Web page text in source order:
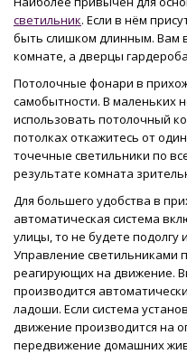
светильник. Если в нём
быть слишком длинным. Вам
комнате, а дверцы
Потолочные фонари в
самобытности. В маленьких
использовать потолочный
потолках откажитесь от
точечные светильники по
результате комната
Для большего удобства в
автоматическая система
улицы, то не будете
Управление светильниками
реагирующих на движение.
производится
ладоши. Если система
движение производится на
передвижение домашних